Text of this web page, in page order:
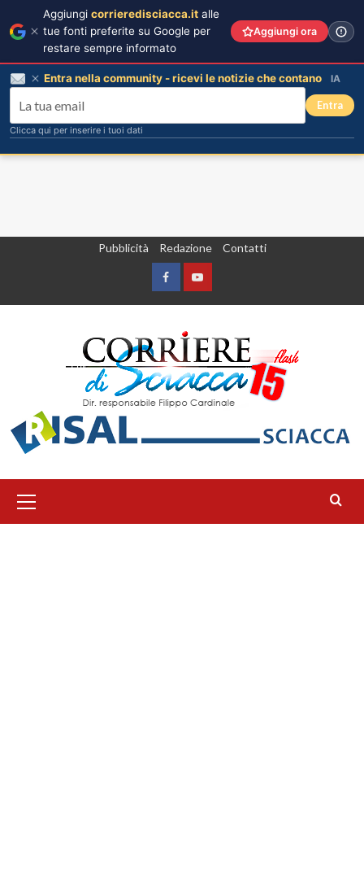
Pubblicità Redazione Contatti
FacebookYountube
principale
Aggiungi corrieredisciacca.it alle
tue fonti preferite su Google per
restare sempre informato
Aggiungi ora
Entra nella community - ricevi le notizie che contano IA
Entra
Clicca qui per inserire i tuoi dati